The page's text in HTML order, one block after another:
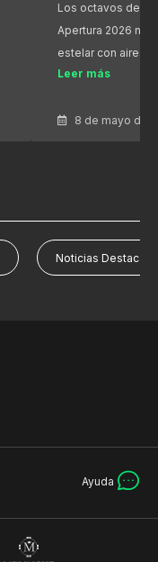
Los octavos de
Apertura 2026
estelar con aires
Leer más
8 de mayo de
Noticias
Ayuda